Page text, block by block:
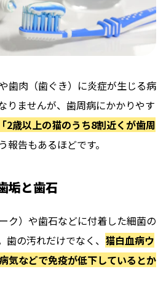
歯肉（歯ぐき）に炎症が生じる病
りませんが、歯周病にかかりやす
「2歳以上の猫のうち8割近くが歯周
報告もあるほどです。
垢と歯石
ク）や歯石などに付着した細菌の
の汚れだけでなく、 猫白血病ウ
気などで免疫が低下しているとか